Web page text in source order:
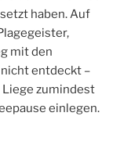
haben. Auf
mit den
entdeckt –
Liege zumindest
einlegen.